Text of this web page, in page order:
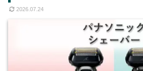
2026.07.24